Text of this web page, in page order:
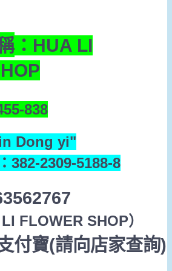
： HUA LI
838
Dong yi"
： 382-2309-5188-8
FLOWER SHOP）
付寶(請向店家查詢)